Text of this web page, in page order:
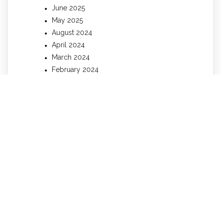
June 2025
May 2025
August 2024
April 2024
March 2024
February 2024